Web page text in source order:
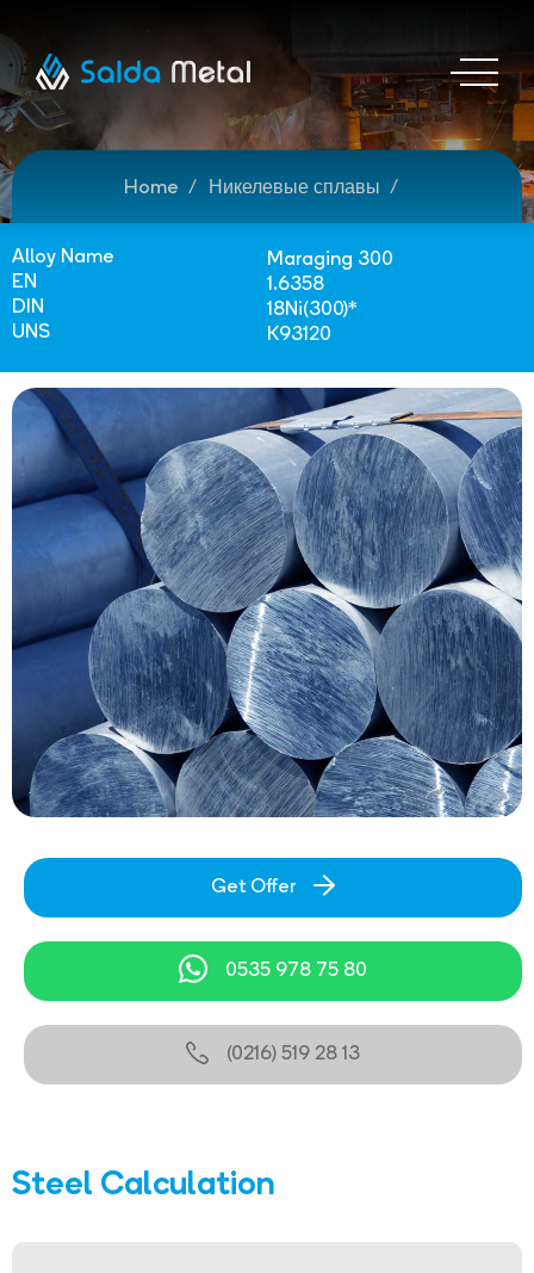
Home Никелевые сплавы
Alloy Name
Maraging 300
EN
1.6358
DIN
18Ni(300)*
UNS
K93120
Get Offer
0535 978 75 80
(0216) 519 28 13
Steel Calculation